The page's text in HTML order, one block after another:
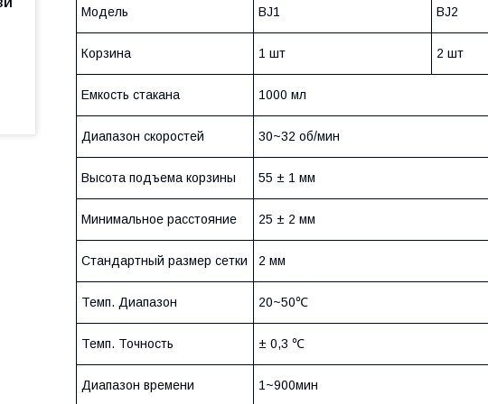
Модель BJ1 BJ2
Корзина 1 шт 2 шт
Емкость стакана 1000 мл
Диапазон скоростей 30~32 об/мин
Высота подъема корзины 55 ± 1 мм
Минимальное расстояние 25 ± 2 мм
Стандартный размер сетки 2 мм
Темп. Диапазон 20~50℃
Темп. Точность ± 0,3 ℃
Диапазон времени 1~900мин